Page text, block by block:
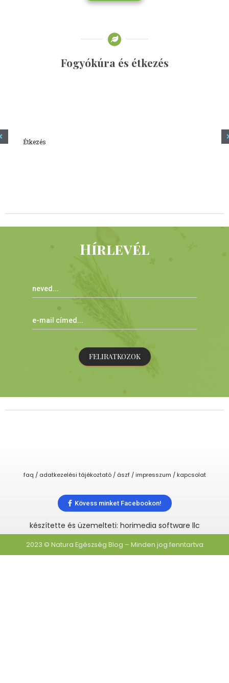
Fogyókúra és étkezés
Étkezés
Hírlevél
FELIRATKOZOK
faq / adatkezelési tájékoztató / ászf / impresszum / kapcsolat
Kövess minket Facebookon!
készítette és üzemelteti: horimedia software llc
2023 © Natura Egészség Blog – Minden jog fenntartva